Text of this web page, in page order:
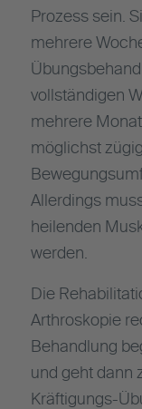
Prozess sein.
mehrere
vollständigen
mehrere
möglichst
Allerdings
heilenden
werden.
Die
Arthroskopie
Behandlung
und geht dann
Kräftigungs-